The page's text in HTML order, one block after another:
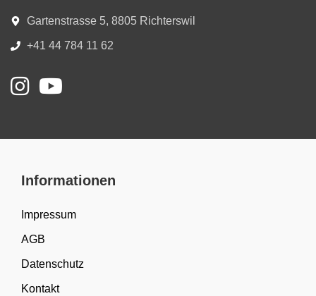
Gartenstrasse 5, 8805 Richterswil
+41 44 784 11 62
Informationen
Impressum
AGB
Datenschutz
Kontakt